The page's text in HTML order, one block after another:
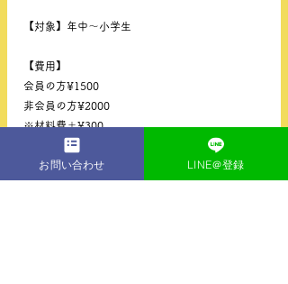
【対象】年中〜小学生
【費用】
会員の方¥1500
非会員の方¥2000
※材料費＋¥300
【場所】
お問い合わせ LINE＠登録